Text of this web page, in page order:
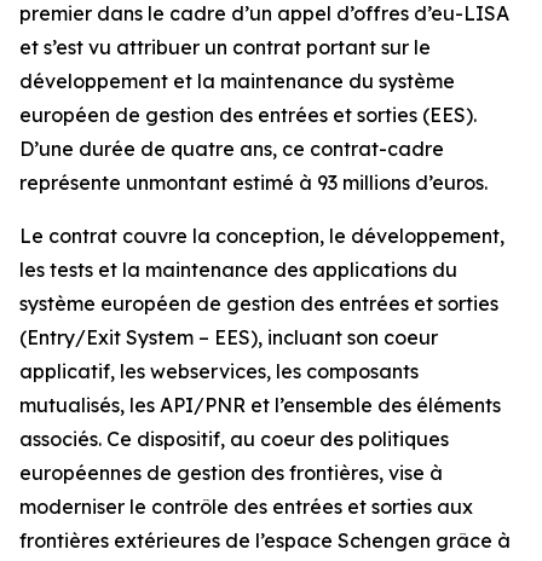
premier dans le cadre d’un appel d’offres d’eu-LISA
et s’est vu attribuer un contrat portant sur le
développement et la maintenance du système
européen de gestion des entrées et sorties (EES).
D’une durée de quatre ans, ce contrat-cadre
représente unmontant estimé à 93 millions d’euros.
Le contrat couvre la conception, le développement,
les tests et la maintenance des applications du
système européen de gestion des entrées et sorties
(Entry/Exit System – EES), incluant son coeur
applicatif, les webservices, les composants
mutualisés, les API/PNR et l’ensemble des éléments
associés. Ce dispositif, au coeur des politiques
européennes de gestion des frontières, vise à
moderniser le contrôle des entrées et sorties aux
frontières extérieures de l’espace Schengen grâce à